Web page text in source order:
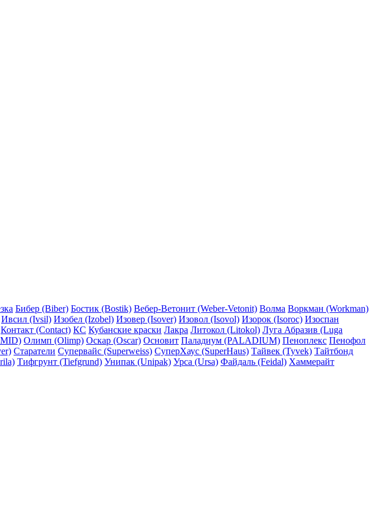
Бибер (Biber) Бостик (Bostik) Вебер-Ветонит (Weber-Vetonit) Волма Воркман (Workman)
Ивсил (Ivsil) Изобел (Izobel) Изовер (Isover) Изовол (Isovol) Изорок (Isoroc) Изоспан
Контакт (Contact) КС Кубанские краски Лакра Литокол (Litokol) Луга Абразив (Luga
Олимп (Olimp) Оскар (Oscar) Основит Паладиум (PALADIUM) Пеноплекс Пенофол
Старатели Супервайс (Superweiss) СуперХаус (SuperHaus) Тайвек (Tyvek) Тайтбонд
Тифгрунт (Tiefgrund) Унипак (Unipak) Урса (Ursa) Файдаль (Feidal) Хаммерайт